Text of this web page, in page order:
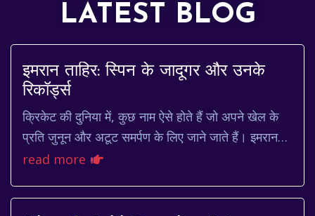
LATEST BLOG
इमरान ताहिर: स्पिन के जादूगर और उनके
रिकॉर्ड्स
क्रिकेट की दुनिया में, कुछ नाम ऐसे होते हैं जो अपने खेल के
प्रति जुनून और अटूट समर्पण के लिए जाने जाते हैं। इमरान
ताहिर एक ऐसा ही नाम है। एक लेग स्पिन...
read more